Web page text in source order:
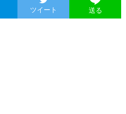
ツイート 送る